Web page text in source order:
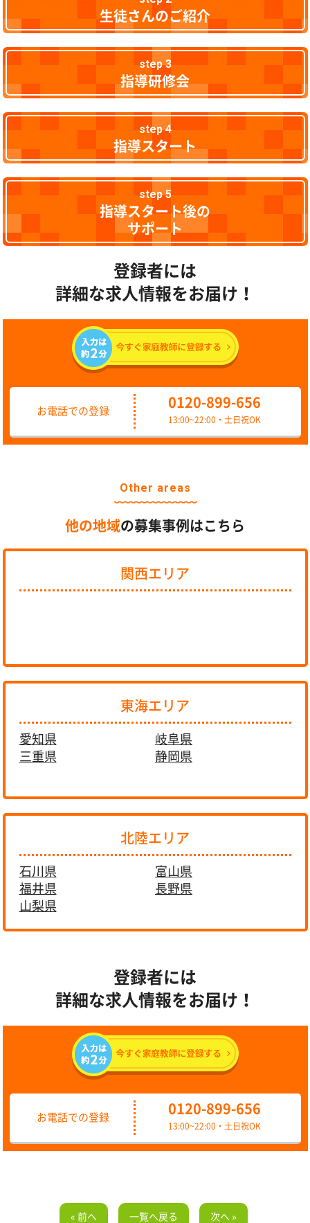
生徒さんのご紹介
step 3
指導研修会
step 4
指導スタート
step 5
指導スタート後の
サポート
登録者には
詳細な求人情報をお届け！
お電話での登録
0120-899-656
13:00~22:00・土日祝OK
Other areas
他の地域の募集事例はこちら
関西エリア
東海エリア
愛知県
岐阜県
三重県
静岡県
北陸エリア
石川県
富山県
福井県
長野県
山梨県
登録者には
詳細な求人情報をお届け！
お電話での登録
0120-899-656
13:00~22:00・土日祝OK
« 前へ 一覧へ戻る 次へ »